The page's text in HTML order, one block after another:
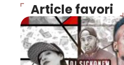
Article favori